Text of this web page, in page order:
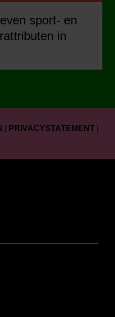
sport- en
in
PRIVACYSTATEMENT